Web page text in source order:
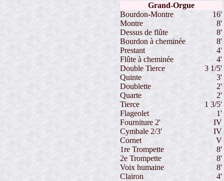
Grand-Orgue
Bourdon-Montre
16'
Montre
8'
Dessus de flûte
8'
Bourdon à cheminée
8'
Prestant
4'
Flûte à cheminée
4'
Double Tierce
3 1/5'
Quinte
3'
Doublette
2'
Quarte
2'
Tierce
1 3/5'
Flageolet
1'
Fourniture 2'
IV
Cymbale 2/3'
IV
Cornet
V
1re Trompette
8'
2e Trompette
8'
Voix humaine
8'
Clairon
4'